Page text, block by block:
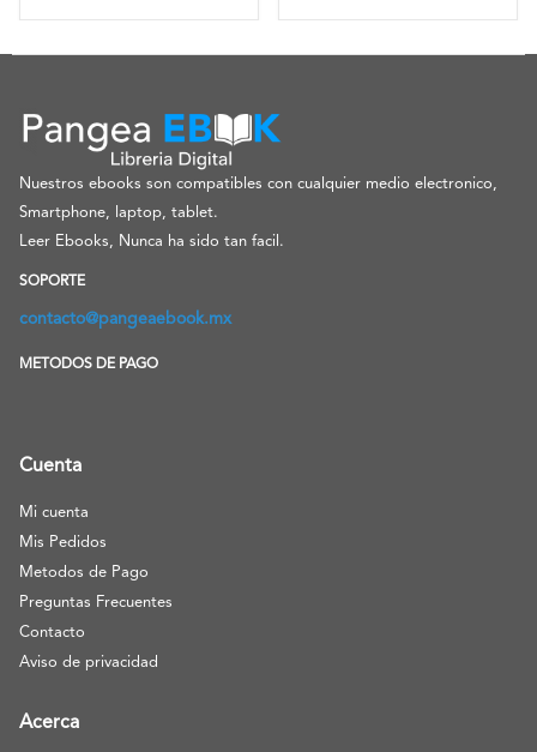
Nuestros ebooks son compatibles con cualquier medio electronico,
Smartphone, laptop, tablet.
Leer Ebooks, Nunca ha sido tan facil.
SOPORTE
contacto@pangeaebook.mx
METODOS DE PAGO
Cuenta
Mi cuenta
Mis Pedidos
Metodos de Pago
Preguntas Frecuentes
Contacto
Aviso de privacidad
Acerca